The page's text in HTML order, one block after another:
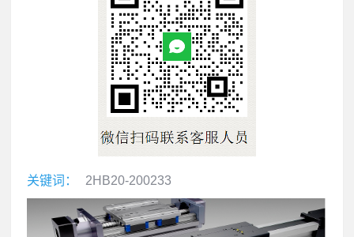
关键词： 2HB20-200233